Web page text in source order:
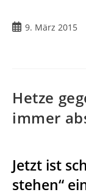
9. März 2015
Hetze
immer
Jetzt ist
stehen“